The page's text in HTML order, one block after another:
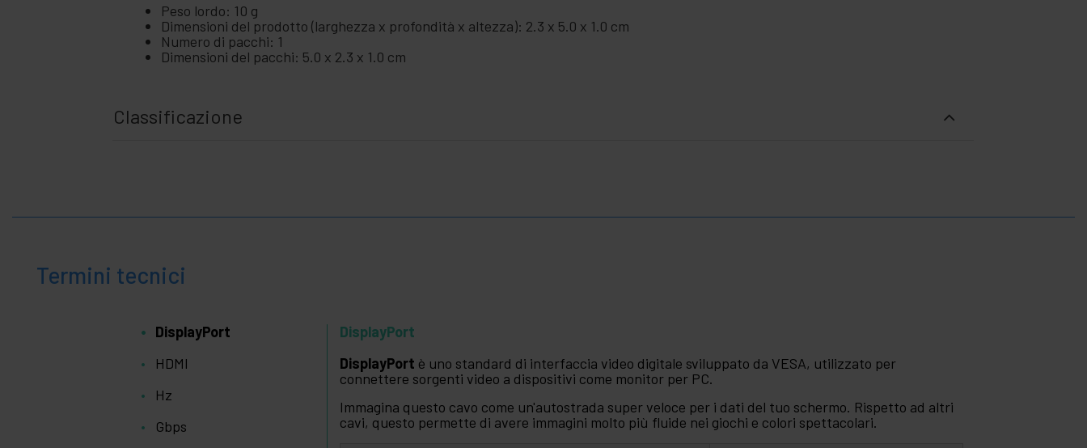
Peso lordo: 10 g
Dimensioni del prodotto (larghezza x profondità x altezza): 2.3 x 5.0 x 1.0 cm
Numero di pacchi: 1
Dimensioni del pacchi: 5.0 x 2.3 x 1.0 cm
Classificazione
Termini tecnici
DisplayPort
HDMI
Hz
Gbps
DisplayPort
DisplayPort è uno standard di interfaccia video digitale sviluppato da VESA, utilizzato per
connettere sorgenti video a dispositivi come monitor per PC.
Immagina questo cavo come un'autostrada super veloce per i dati del tuo schermo. Rispetto ad altri
cavi, questo permette di avere immagini molto più fluide nei giochi e colori spettacolari.